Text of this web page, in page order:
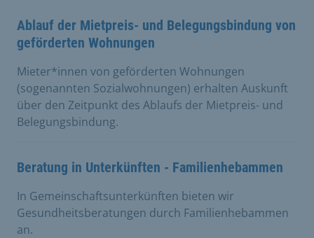
Ablauf der Mietpreis- und Belegungsbindung von
geförderten Wohnungen
Mieter*innen von geförderten Wohnungen
(sogenannten Sozialwohnungen) erhalten Auskunft
über den Zeitpunkt des Ablaufs der Mietpreis- und
Belegungsbindung.
Beratung in Unterkünften - Familienhebammen
In Gemeinschaftsunterkünften bieten wir
Gesundheitsberatungen durch Familienhebammen
an.